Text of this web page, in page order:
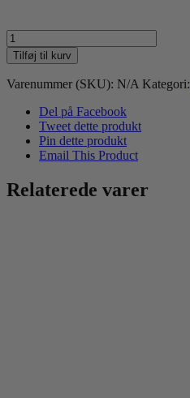
Dog
Comets
Vortex
Bold
Tilføj til kurv
Varenummer (SKU): N/A Kategori:
Del på Facebook
Tweet dette produkt
Pin dette produkt
Email This Product
Relaterede varer